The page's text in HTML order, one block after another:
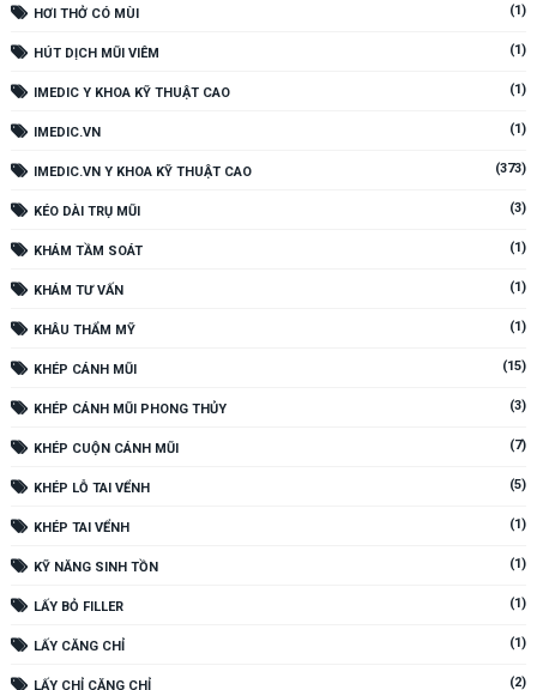
HƠI THỞ CÓ MÙI (1)
HÚT DỊCH MŨI VIÊM (1)
IMEDIC Y KHOA KỸ THUẬT CAO (1)
IMEDIC.VN (1)
IMEDIC.VN Y KHOA KỸ THUẬT CAO (373)
KÉO DÀI TRỤ MŨI (3)
KHÁM TẦM SOÁT (1)
KHÁM TƯ VẤN (1)
KHÂU THẨM MỸ (1)
KHÉP CÁNH MŨI (15)
KHÉP CÁNH MŨI PHONG THỦY (3)
KHÉP CUỘN CÁNH MŨI (7)
KHÉP LỖ TAI VỂNH (5)
KHÉP TAI VỂNH (1)
KỸ NĂNG SINH TỒN (1)
LẤY BỎ FILLER (1)
LẤY CĂNG CHỈ (1)
LẤY CHỈ CĂNG CHỈ (2)